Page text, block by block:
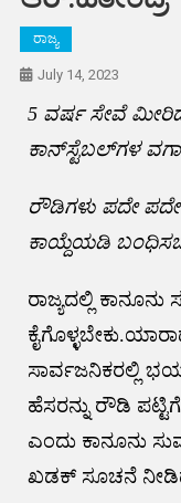
ರಾಜ್ಯ
July 14, 2023
5 ವರ್ಷ ಸೇವೆ
ಕಾನ್‌ಸ್ಟೆಬಲ್‌ಗಳ
ರೌಡಿಗಳು ಪದೇ
ಕಾಯ್ದೆಯಡಿ
ರಾಜ್ಯದಲ್ಲಿ ಕಾನೂನು
ಸಾರ್ವಜನಿಕರಲ್ಲಿ
ಹೆಸರನ್ನು ರೌಡಿ
ಎಂದು ಕಾನೂನು
ಖಡಕ್ ಸೂಚನೆ